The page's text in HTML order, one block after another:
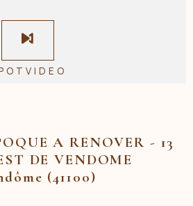
A RENOVER - 13
DE VENDOME
(41100)